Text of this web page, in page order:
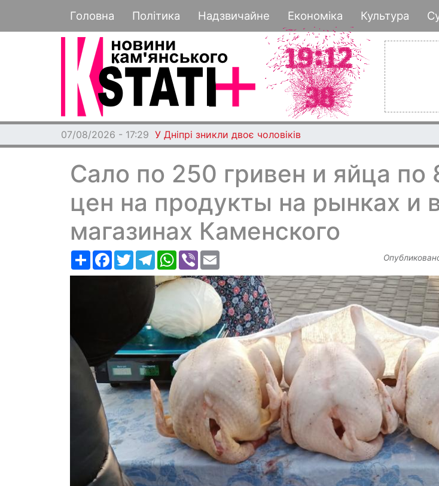
к
Основная навигация
Головна Політика Надзвичайне Економіка Культура
07/08/2026 - 17:22 Під Дніпром побили та пограбували чоловіка
Сало по 250 гривен и яйца по
цен на продукты на рынках и
магазинах Каменского
РесурсFacebook
TwitterTelegramWhatsApp
Viber